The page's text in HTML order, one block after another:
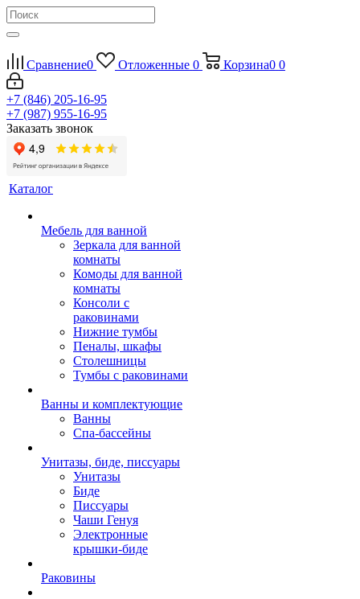
Сравнение0 Отложенные 0 Корзина0 0
+7 (846) 205-16-95
+7 (987) 955-16-95
Заказать звонок
Каталог
Мебель для ванной
Зеркала для ванной
комнаты
Комоды для ванной
комнаты
Консоли с
раковинами
Нижние тумбы
Пеналы, шкафы
Столешницы
Тумбы с раковинами
Ванны и комплектующие
Ванны
Спа-бассейны
Унитазы, биде, писсуары
Унитазы
Биде
Писсуары
Чаши Генуя
Электронные
крышки-биде
Раковины